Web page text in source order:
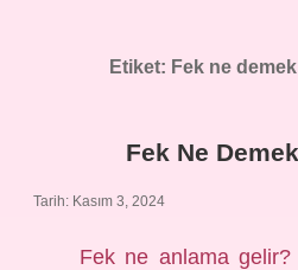
Etiket: Fek ne
Fek Ne
Tarih: Kasım 3, 2024
Fek ne anlama gelir?